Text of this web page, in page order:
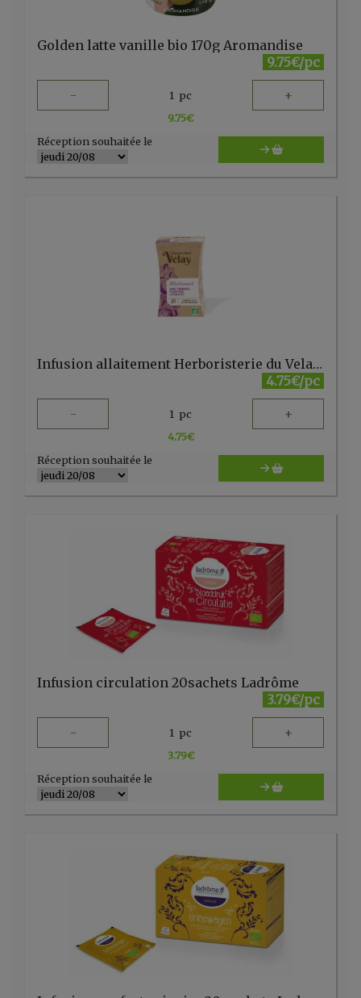
Golden latte vanille bio 170g Aromandise
9.75€/pc
- 1 pc +
9.75€
Réception souhaitée le
Infusion allaitement Herboristerie du Velay 20 sachets
4.75€/pc
- 1 pc +
4.75€
Réception souhaitée le
Infusion circulation 20sachets Ladrôme
3.79€/pc
- 1 pc +
3.79€
Réception souhaitée le